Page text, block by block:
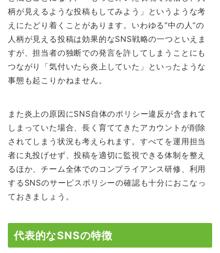
柄が見えるような投稿もしてみよう」というような考
えにたどり着くことがあります。いわゆる”中の人“の
人柄が見える投稿は効果的なSNS戦略の一つといえま
すが、担当者の独断での発言を許してしまうことにも
つながり「気付いたら炎上していた」といったような
事態も起こりかねません。
また炎上の原因にSNS自体のポリシー違反が含まれて
しまっていた場合、長く育ててきたアカウントが削除
されてしまう状況も考えられます。すべてを運用担当
者に丸投げせず、投稿を適切に監視できる体制を整え
るほか、チーム全体でのコンプライアンス研修、利用
するSNSのサービスポリシーの確認も十分におこなっ
ておきましょう。
代表的なSNSの特徴